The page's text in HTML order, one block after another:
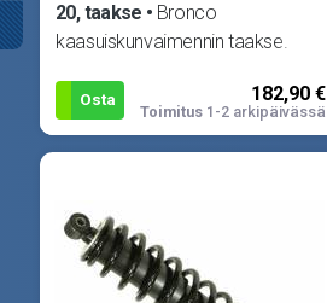
20, taakse
Bronco
kaasuiskunvaimennin taakse.
15, Hawkeye 400 H.O. 2X4 11-
Osta 182,90 €
Toimitus 1-2 arkipäivässä